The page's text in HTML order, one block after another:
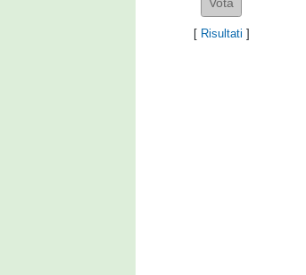
[ Risultati ]